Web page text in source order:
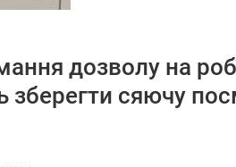
дозволу на
сяючу